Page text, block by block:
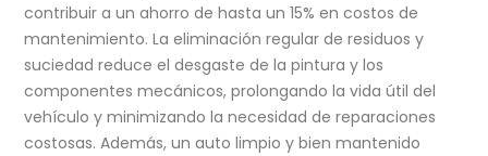
contribuir a un ahorro de hasta un 15% en costos de
mantenimiento. La eliminación regular de residuos y
suciedad reduce el desgaste de la pintura y los
componentes mecánicos, prolongando la vida útil del
vehículo y minimizando la necesidad de reparaciones
costosas. Además, un auto limpio y bien mantenido